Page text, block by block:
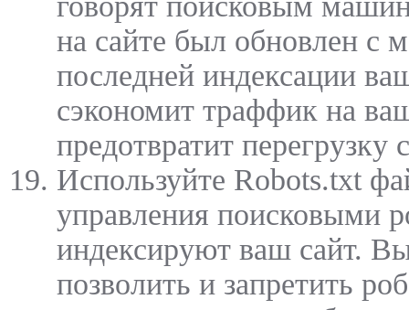
на сайте был обновлен с
последней индексации
сэкономит траффик на
предотвратит перегрузку
Используйте Robots.txt
управления поисковыми
индексируют ваш сайт.
позволить и запретить